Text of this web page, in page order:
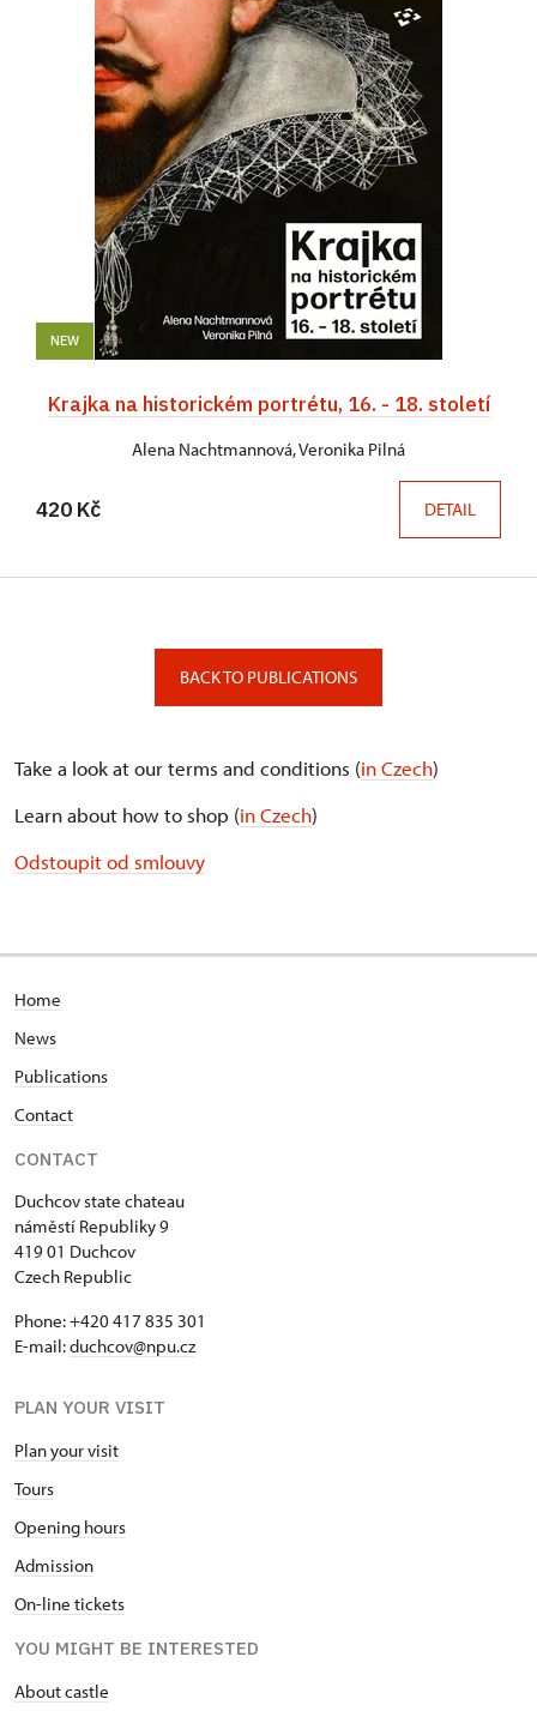
NEW
Krajka na historickém portrétu, 16. - 18. století
Alena Nachtmannová, Veronika Pilná
420 Kč DETAIL
BACK TO PUBLICATIONS
Take a look at our terms and conditions (in Czech)
Learn about how to shop (in Czech)
Odstoupit od smlouvy
Home
News
Publications
Contact
CONTACT
Duchcov state chateau
náměstí Republiky 9
419 01 Duchcov
Czech Republic
Phone: +420 417 835 301
E-mail:duchcov@npu.cz
PLAN YOUR VISIT
Plan your visit
Tours
Opening hours
Admission
On-line tickets
YOU MIGHT BE INTERESTED
About castle